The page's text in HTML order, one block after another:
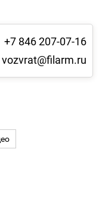
+7 846 207-07-16
vozvrat@filarm.ru